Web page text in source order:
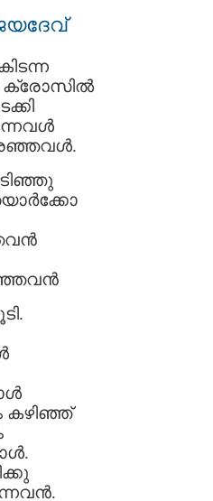
ക്രോസില്‍
കഴിഞ്ഞ്